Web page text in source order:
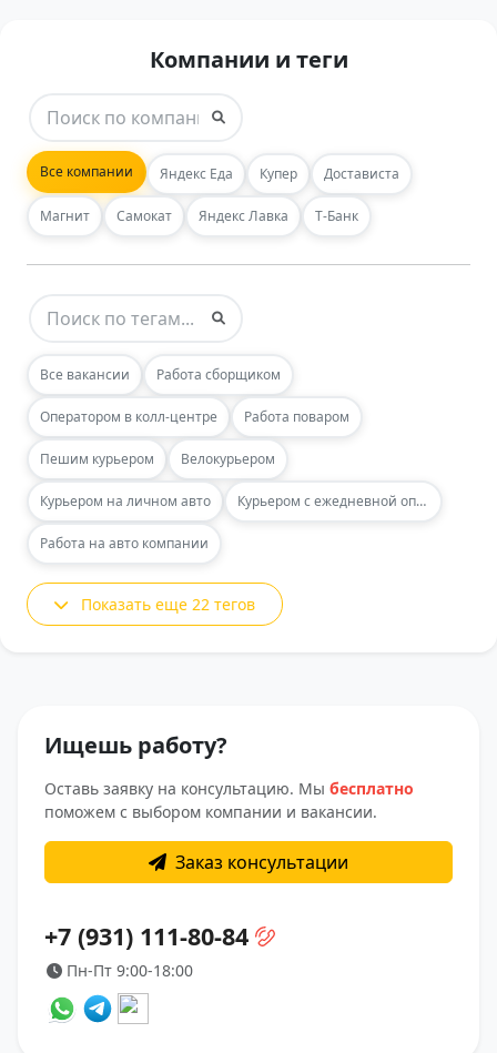
Компании и теги
Все компании Яндекс Еда Купер Достависта
Магнит Самокат Яндекс Лавка Т-Банк
Все вакансии Работа сборщиком
Оператором в колл-центре Работа поваром
Пешим курьером Велокурьером
Курьером на личном авто Курьером с ежедневной оплатой
Работа на авто компании
Показать еще 22 тегов
Ищешь работу?
Оставь заявку на консультацию. Мы бесплатно
поможем с выбором компании и вакансии.
Заказ консультации
+7 (931) 111-80-84
Пн-Пт 9:00-18:00